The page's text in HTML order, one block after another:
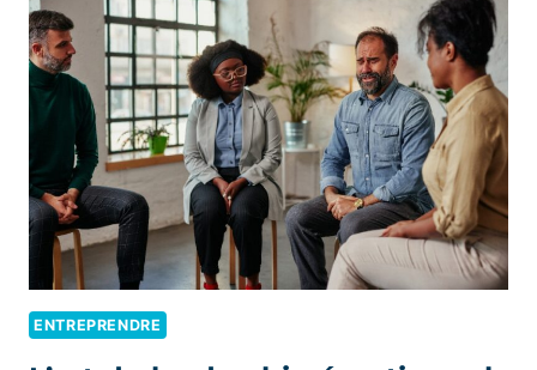
CRÉER
UNE
CULTURE
D’APPARTENANCE
AU
CŒUR
PERFORMANCE
ENTREPRENDRE